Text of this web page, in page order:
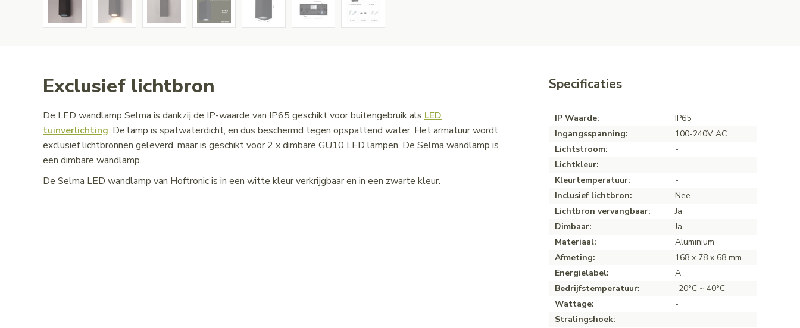
Exclusief lichtbron
De LED wandlamp Selma is dankzij de IP-waarde van IP65 geschikt voor buitengebruik als LED
tuinverlichting. De lamp is spatwaterdicht, en dus beschermd tegen opspattend water. Het armatuur wordt
exclusief lichtbronnen geleverd, maar is geschikt voor 2 x dimbare GU10 LED lampen. De Selma wandlamp is
een dimbare wandlamp.
De Selma LED wandlamp van Hoftronic is in een witte kleur verkrijgbaar en in een zwarte kleur.
Specificaties
IP Waarde:
IP65
Ingangsspanning:
100-240V AC
Lichtstroom:
-
Lichtkleur:
-
Kleurtemperatuur:
-
Inclusief lichtbron:
Nee
Lichtbron vervangbaar:
Ja
Dimbaar:
Ja
Materiaal:
Aluminium
Afmeting:
168 x 78 x 68 mm
Energielabel:
A
Bedrijfstemperatuur:
-20°C ~ 40°C
Wattage:
-
Stralingshoek:
-